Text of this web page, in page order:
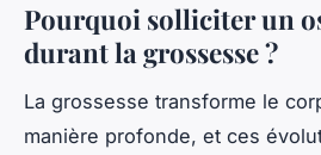
Pourquoi solliciter un
durant la grossesse ?
La grossesse transforme le
manière profonde, et ces